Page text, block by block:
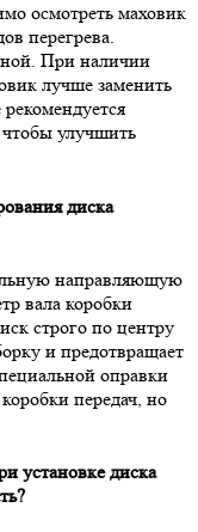
осмотреть маховик
перегрева.
При наличии
лучше заменить
чтобы улучшить
диска
направляющую
вала коробки
строго по центру
и предотвращает
оправки
передач, но
установке диска